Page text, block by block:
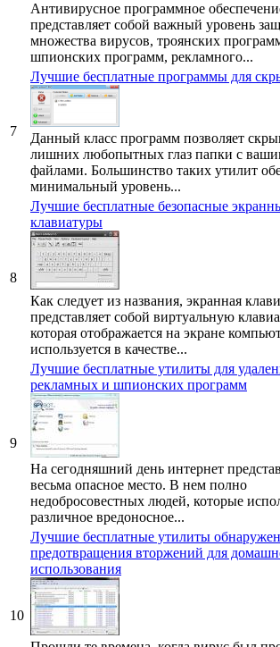
Антивирусное программное
представляет собой важный уровень
множества вирусов, троянских
шпионских программ, рекламного...
7
Лучшие бесплатные программы для
Данный класс программ позволяет
лишних любопытных глаз папки с
файлами. Большинство таких утилит
минимальный уровень...
8
Лучшие бесплатные безопасные
клавиатуры
Как следует из названия, экранная
представляет собой виртуальную
которая отображается на экране
используется в качестве...
9
Лучшие бесплатные утилиты для
рекламных и шпионских программ
На сегодняшний день интернет
весьма опасное место. В нем полно
недобросовестных людей, которые
различное вредоносное...
10
Лучшие бесплатные утилиты
предотвращения вторжений для
использования